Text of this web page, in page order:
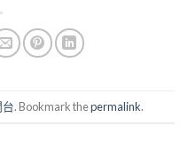
. Bookmark thepermalink.